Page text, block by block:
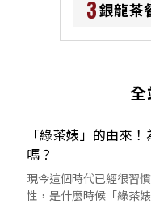
3銀龍茶
「綠茶婊」的由來
嗎？
現今這個時代已經很習
性，是什麼時候「綠茶